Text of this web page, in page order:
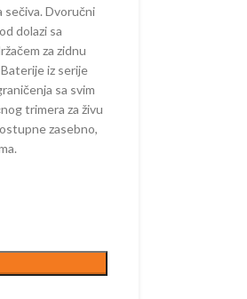
sečiva. Dvoručni
dolazi sa
za zidnu
iz serije
sa svim
trimera za živu
zasebno,